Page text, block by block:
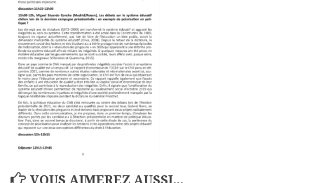
Polifonia
Concours
Programmes
Rapports
Agrégation et Capes
CPGE
VOUS AIMEREZ AUSSI...